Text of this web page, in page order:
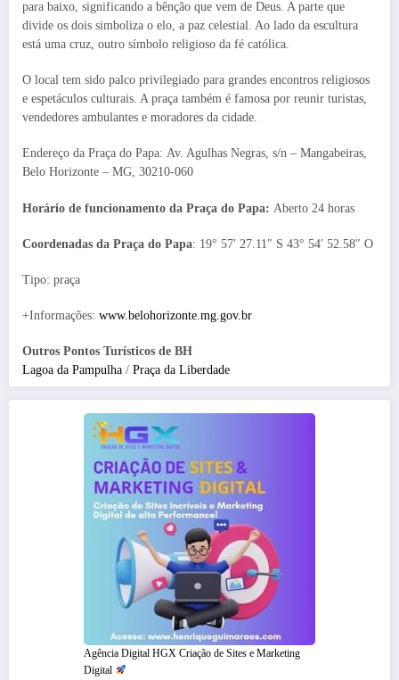
para baixo, significando a bênção que vem de Deus. A parte que
divide os dois simboliza o elo, a paz celestial. Ao lado da escultura
está uma cruz, outro símbolo religioso da fé católica.
O local tem sido palco privilegiado para grandes encontros religiosos
e espetáculos culturais. A praça também é famosa por reunir turistas,
vendedores ambulantes e moradores da cidade.
Endereço da Praça do Papa: Av. Agulhas Negras, s/n – Mangabeiras,
Belo Horizonte – MG, 30210-060
Horário de funcionamento da Praça do Papa: Aberto 24 horas
Coordenadas da Praça do Papa: 19° 57′ 27.11″ S 43° 54′ 52.58″ O
Tipo: praça
+Informações: www.belohorizonte.mg.gov.br
Outros Pontos Turísticos de BH
Lagoa da Pampulha / Praça da Liberdade
Agência Digital HGX Criação de Sites e Marketing
Digital